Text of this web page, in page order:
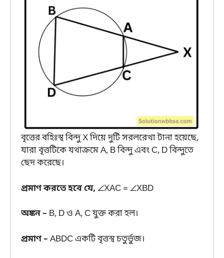
বৃত্তের বহিঃস্থ বিন্দু X দিয়ে দুটি সরলরেখা টানা হয়েছে,
যারা বৃত্তটিকে যথাক্রমে A, B বিন্দু এবং C, D বিন্দুতে
ছেদ করেছে।
প্রমাণ করতে হবে যে, ∠XAC = ∠XBD
অঙ্কন – B, D ও A, C যুক্ত করা হল।
প্রমাণ – ABDC একটি বৃত্তস্থ চতুর্ভুজ।